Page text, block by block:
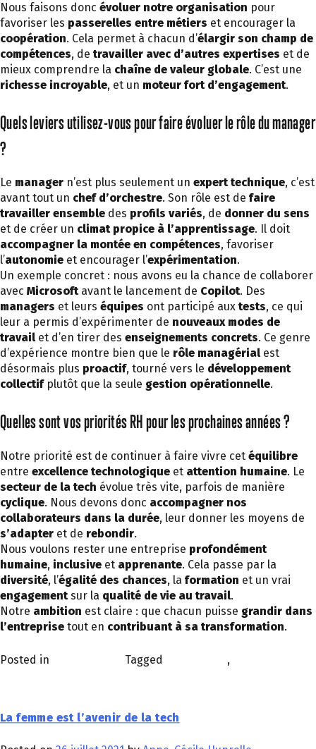
Nous faisons donc évoluer notre organisation pour
favoriser les passerelles entre métiers et encourager la
coopération. Cela permet à chacun d’élargir son champ de
compétences, de travailler avec d’autres expertises et de
mieux comprendre la chaîne de valeur globale. C’est une
richesse incroyable, et un moteur fort d’engagement.
Quels leviers utilisez-vous pour faire évoluer le rôle du manager
?
Le manager n’est plus seulement un expert technique, c’est
avant tout un chef d’orchestre. Son rôle est de faire
travailler ensemble des profils variés, de donner du sens
et de créer un climat propice à l’apprentissage. Il doit
accompagner la montée en compétences, favoriser
l’autonomie et encourager l’expérimentation.
Un exemple concret : nous avons eu la chance de collaborer
avec Microsoftavant le lancement de Copilot. Des
managers et leurs équipes ont participé aux tests, ce qui
leur a permis d’expérimenter de nouveaux modes de
travailet d’en tirer des enseignements concrets. Ce genre
d’expérience montre bien que le rôle managérialest
désormais plus proactif, tourné vers le développement
collectifplutôt que la seule gestion opérationnelle.
Quelles sont vos priorités RH pour les prochaines années ?
Notre priorité est de continuer à faire vivre cet équilibre
entre excellence technologique et attention humaine. Le
secteur de la tech évolue très vite, parfois de manière
cyclique. Nous devons donc accompagner nos
collaborateurs dans la durée, leur donner les moyens de
s’adapter et de rebondir.
Nous voulons rester une entreprise profondément
humaine, inclusive et apprenante. Cela passe par la
diversité, l’égalité des chances, la formation et un vrai
engagementsur la qualité de vie au travail.
Notre ambition est claire : que chacun puisse grandir dans
l’entreprise tout en contribuant à sa transformation.
Posted in Tagged ,
La femme est l’avenir de la tech